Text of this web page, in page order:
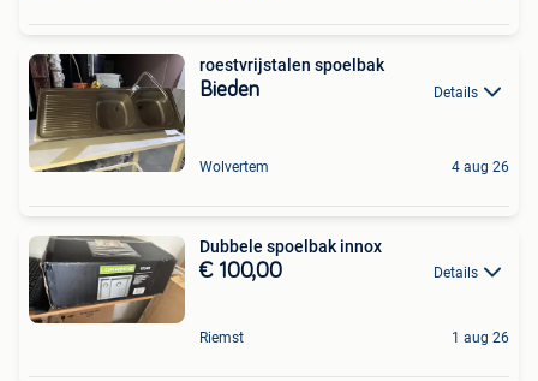
roestvrijstalen spoelbak
Bieden Details
Wolvertem 4 aug 26
Dubbele spoelbak innox
€ 100,00 Details
Riemst 1 aug 26